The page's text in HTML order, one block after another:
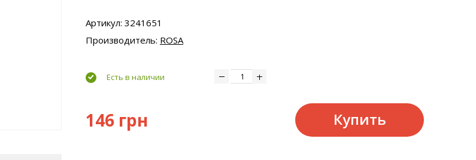
Артикул: 3241651
Производитель: ROSA
Есть в наличии
146 грн Купить